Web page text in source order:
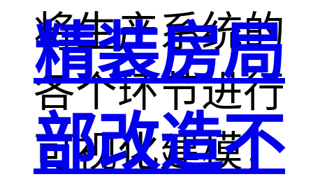
将生产系统的
各个环节进行
可视化建模，
精装房局
部改造不